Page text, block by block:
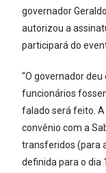
governador
autorizou a
participará do
“O governador
funcionários
falado será feito.
convênio com a
transferidos (para
definida para o dia